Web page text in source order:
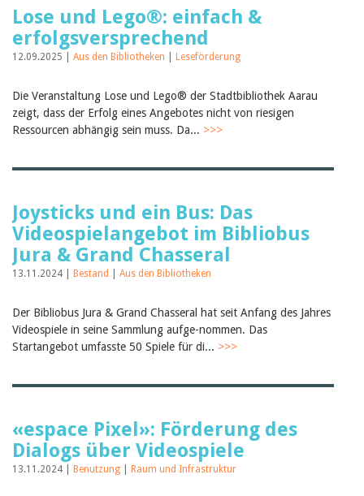
Lose und Lego®: einfach &
erfolgsversprechend
12.09.2025 | Aus den Bibliotheken Leseförderung
Die Veranstaltung Lose und Lego® der Stadtbibliothek Aarau
zeigt, dass der Erfolg eines Angebotes nicht von riesigen
Ressourcen abhängig sein muss. Da... >>>
Joysticks und ein Bus: Das
Videospielangebot im Bibliobus
Jura & Grand Chasseral
13.11.2024 | Bestand Aus den Bibliotheken
Der Bibliobus Jura & Grand Chasseral hat seit Anfang des Jahres
Videospiele in seine Sammlung aufge-nommen. Das
Startangebot umfasste 50 Spiele für di... >>>
«espace Pixel»: Förderung des
Dialogs über Videospiele
13.11.2024 | Benutzung Raum und Infrastruktur